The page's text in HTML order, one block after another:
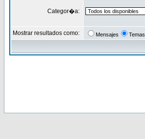
Categor�a:
Mostrar resultados como: Mensajes Temas